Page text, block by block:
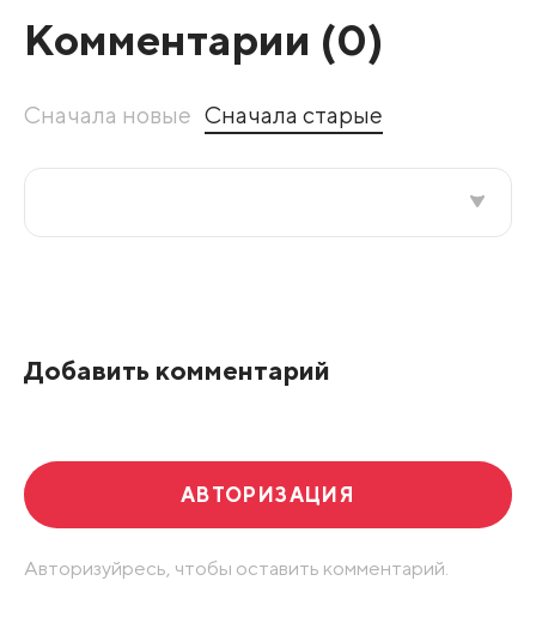
Комментарии (0)
Сначала новые Сначала старые
Добавить комментарий
АВТОРИЗАЦИЯ
Авторизуйресь, чтобы оставить комментарий.